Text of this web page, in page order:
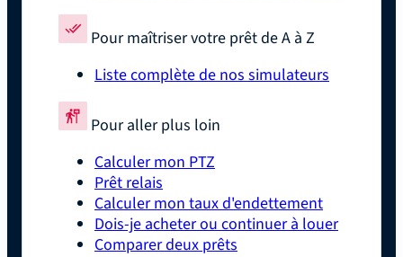
Pour maîtriser votre prêt de A à Z
Liste complète de nos simulateurs
Pour aller plus loin
Calculer mon PTZ
Prêt relais
Calculer mon taux d'endettement
Dois-je acheter ou continuer à louer
Comparer deux prêts